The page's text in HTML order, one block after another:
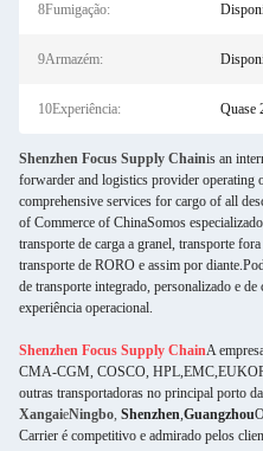
8Fumigação:
9Armazém:
10Experiência: Quase
Shenzhen Focus Supply Chainis an
forwarder and logistics provider operating
comprehensive services for cargo of all
of Commerce of ChinaSomos
transporte de carga a granel, transporte
transporte de RORO e assim por
de transporte integrado, personalizado e
experiência operacional.
Shenzhen Focus Supply ChainA
CMA-CGM, COSCO,
outras transportadoras no principal porto
XangaieNingbo, Shenzhen,Guangzhou
Carrier é competitivo e admirado pelos